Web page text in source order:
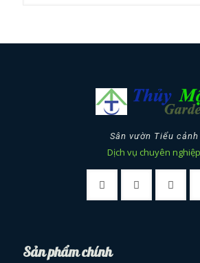
Sân vườn Tiểu cảnh
Dịch vụ chuyên nghiệp
Sản phẩm chính